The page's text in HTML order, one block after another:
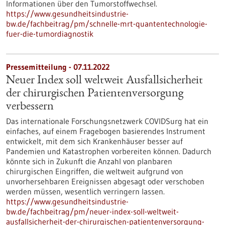
Informationen über den Tumorstoffwechsel.
https://www.gesundheitsindustrie-
bw.de/fachbeitrag/pm/schnelle-mrt-quantentechnologie-
fuer-die-tumordiagnostik
Pressemitteilung - 07.11.2022
Neuer Index soll weltweit Ausfallsicherheit
der chirurgischen Patientenversorgung
verbessern
Das internationale Forschungsnetzwerk COVIDSurg hat ein
einfaches, auf einem Fragebogen basierendes Instrument
entwickelt, mit dem sich Krankenhäuser besser auf
Pandemien und Katastrophen vorbereiten können. Dadurch
könnte sich in Zukunft die Anzahl von planbaren
chirurgischen Eingriffen, die weltweit aufgrund von
unvorhersehbaren Ereignissen abgesagt oder verschoben
werden müssen, wesentlich verringern lassen.
https://www.gesundheitsindustrie-
bw.de/fachbeitrag/pm/neuer-index-soll-weltweit-
ausfallsicherheit-der-chirurgischen-patientenversorgung-